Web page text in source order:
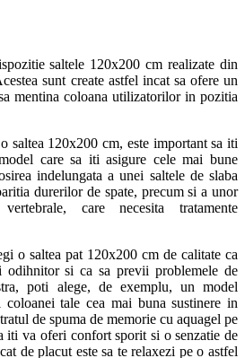
saltele 120x200 cm realizate din
sunt create astfel incat sa ofere un
mentina coloana utilizatorilor in pozitia
saltea 120x200 cm, este important sa iti
care sa iti asigure cele mai bune
indelungata a unei saltele de slaba
durerilor de spate, precum si a unor
care necesita tratamente
o saltea pat 120x200 cm de calitate ca
si ca sa previi problemele de
poti alege, de exemplu, un model
tale cea mai buna sustinere in
de spuma de memorie cu aquagel pe
iti va oferi confort sporit si o senzatie de
de placut este sa te relaxezi pe o astfel